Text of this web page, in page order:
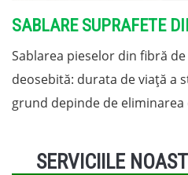
SABLARE SUPRAFETE
Sablarea pieselor din fibră
deosebită: durata de viață a
grund depinde de
SERVICIILE